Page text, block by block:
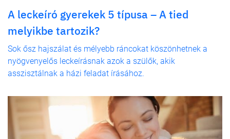
A leckeíró gyerekek 5 típusa – A tied
melyikbe tartozik?
Sok ősz hajszálat és mélyebb ráncokat köszönhetnek a
nyögvenyelős leckeírásnak azok a szülők, akik
asszisztálnak a házi feladat írásához.